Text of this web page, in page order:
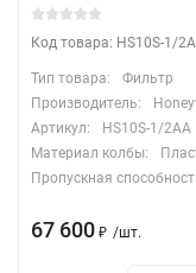
Код товара: HS10S-1/
Тип товара:
Фильтр
Производитель:
Артикул:
HS10S-1/2AA
Материал колбы:
Пропускная
67 600 ₽ /шт.